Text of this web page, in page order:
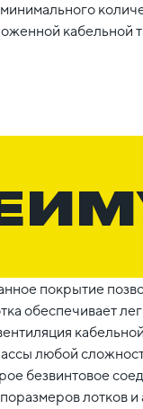
кабельной
покрытие
обеспечивает
любой
безвинтовое
лотков